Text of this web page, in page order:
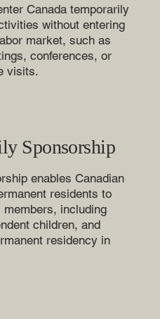
Canada temporarily
without entering
market, such as
conferences, or
visits.
Sponsorship
enables Canadian
residents to
including
children, and
residency in